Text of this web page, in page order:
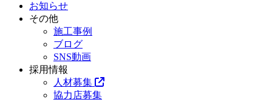
お知らせ
その他
施工事例
ブログ
SNS動画
採用情報
人材募集
協力店募集